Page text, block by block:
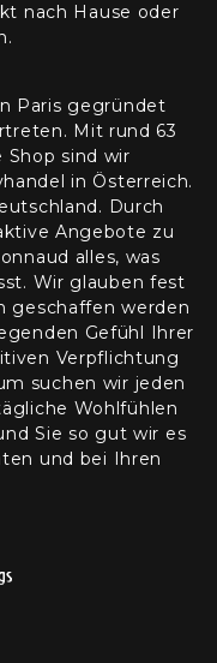
nach Hause oder
Paris gegründet
Mit rund 63
Shop sind wir
in Österreich.
Durch
Angebote zu
alles, was
Wir glauben fest
geschaffen werden
Gefühl Ihrer
Verpflichtung
suchen wir jeden
Wohlfühlen
Sie so gut wir es
und bei Ihren